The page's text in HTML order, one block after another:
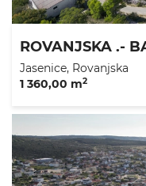
Jasenice, Rovanjska
1 360,00 m2